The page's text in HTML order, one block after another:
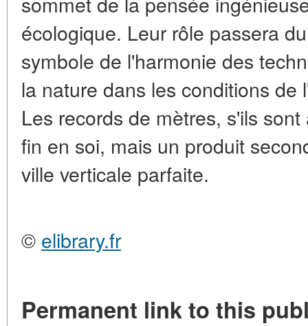
écologique. Leur rôle passera
symbole de l'harmonie des
la nature dans les conditions de
Les records de mètres, s'ils
fin en soi, mais un produit
ville verticale parfaite.
© elibrary.fr
Permanent link to this